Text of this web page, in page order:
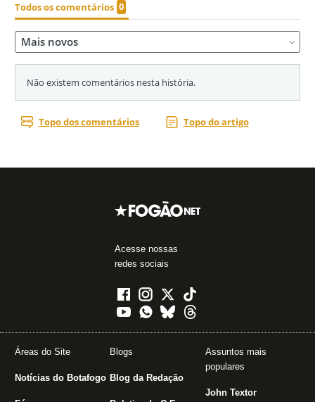
Acesse nossas
redes sociais
Áreas do Site
Notícias do Botafogo
Blogs
Blog da Redação
Assuntos mais
populares
John Textor